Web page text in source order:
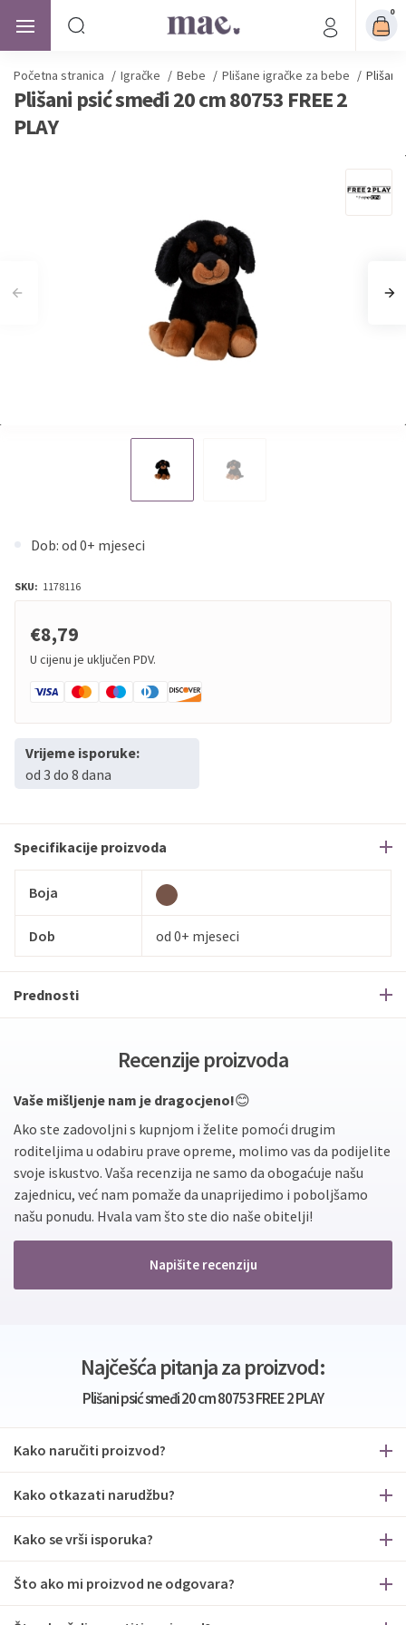
0
Početna stranica / Igračke / Bebe / Plišane igračke za bebe / Plišani
Plišani psić smeđi 20 cm 80753 FREE 2
PLAY
Dob: od 0+ mjeseci
SKU: 1178116
€8,79
U cijenu je uključen PDV.
Vrijeme isporuke:
od 3 do 8 dana
Specifikacije proizvoda
Boja
Dob od 0+ mjeseci
Prednosti
Recenzije proizvoda
Vaše mišljenje nam je dragocjeno!😊
Ako ste zadovoljni s kupnjom i želite pomoći drugim
roditeljima u odabiru prave opreme, molimo vas da podijelite
svoje iskustvo. Vaša recenzija ne samo da obogaćuje našu
zajednicu, već nam pomaže da unaprijedimo i poboljšamo
našu ponudu. Hvala vam što ste dio naše obitelji!
Napišite recenziju
Najčešća pitanja za proizvod:
Plišani psić smeđi 20 cm 80753 FREE 2 PLAY
Kako naručiti proizvod?
Kako otkazati narudžbu?
Kako se vrši isporuka?
Što ako mi proizvod ne odgovara?